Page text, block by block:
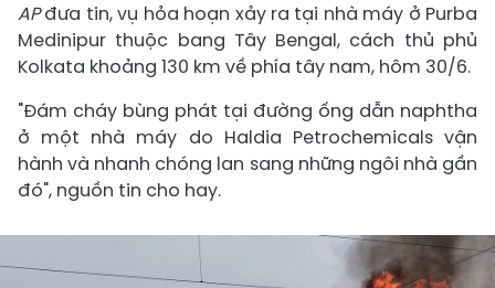
APđưa tin, vụ hỏa hoạn xảy ra tại nhà máy ở Purba
Medinipur thuộc bang Tây Bengal, cách thủ phủ
Kolkata khoảng 130 km về phía tây nam, hôm 30/6.
"Đám cháy bùng phát tại đường ống dẫn naphtha
ở một nhà máy do Haldia Petrochemicals vận
hành và nhanh chóng lan sang những ngôi nhà gần
đó", nguồn tin cho hay.